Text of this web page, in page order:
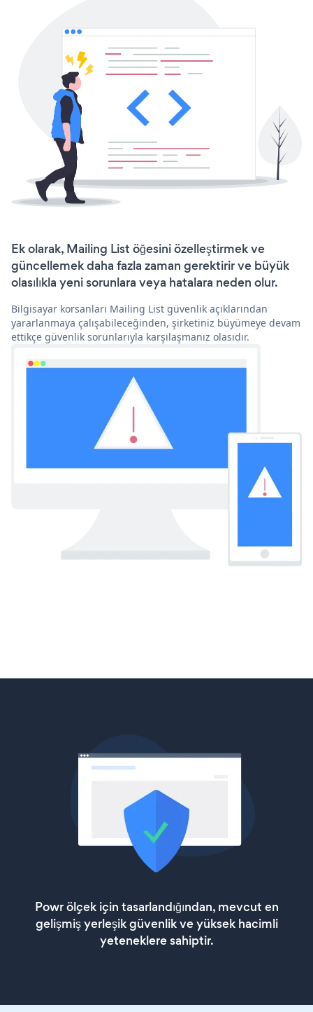
Ek olarak, Mailing List öğesini özelleştirmek ve
güncellemek daha fazla zaman gerektirir ve büyük
olasılıkla yeni sorunlara veya hatalara neden olur.
Bilgisayar korsanları Mailing List güvenlik açıklarından
yararlanmaya çalışabileceğinden, şirketiniz büyümeye devam
ettikçe güvenlik sorunlarıyla karşılaşmanız olasıdır.
Powr ölçek için tasarlandığından, mevcut en
gelişmiş yerleşik güvenlik ve yüksek hacimli
yeteneklere sahiptir.